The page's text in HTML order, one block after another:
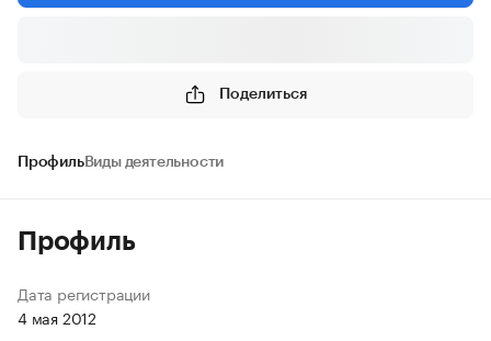
Поделиться
ПрофильВиды деятельности
Профиль
Дата регистрации
4 мая 2012